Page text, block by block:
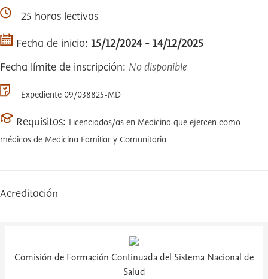
25 horas lectivas
Fecha de inicio:15/12/2024 - 14/12/2025
Fecha límite de inscripción: No disponible
Expediente 09/038825-MD
Requisitos: Licenciados/as en Medicina que ejercen como
médicos de Medicina Familiar y Comunitaria
Acreditación
Comisión de Formación Continuada del Sistema Nacional de
Salud